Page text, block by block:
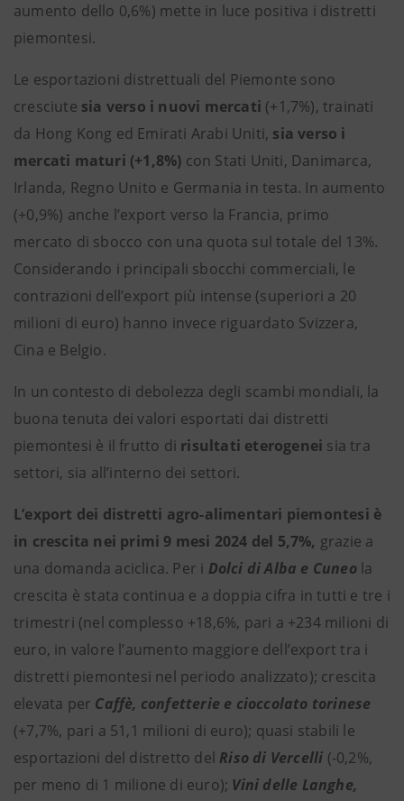
aumento dello 0,6%) mette in luce positiva i distretti
piemontesi.
Le esportazioni distrettuali del Piemonte sono
cresciute sia verso i nuovi mercati (+1,7%), trainati
da Hong Kong ed Emirati Arabi Uniti, sia verso i
mercati maturi (+1,8%) con Stati Uniti, Danimarca,
Irlanda, Regno Unito e Germania in testa. In aumento
(+0,9%) anche l’export verso la Francia, primo
mercato di sbocco con una quota sul totale del 13%.
Considerando i principali sbocchi commerciali, le
contrazioni dell’export più intense (superiori a 20
milioni di euro) hanno invece riguardato Svizzera,
Cina e Belgio.
In un contesto di debolezza degli scambi mondiali, la
buona tenuta dei valori esportati dai distretti
piemontesi è il frutto di risultati eterogenei sia tra
settori, sia all’interno dei settori.
L’export dei distretti agro-alimentari piemontesi è
in crescita nei primi 9 mesi 2024 del 5,7%, grazie a
una domanda aciclica. Per i Dolci di Alba e Cuneola
crescita è stata continua e a doppia cifra in tutti e tre i
trimestri (nel complesso +18,6%, pari a +234 milioni di
euro, in valore l’aumento maggiore dell’export tra i
distretti piemontesi nel periodo analizzato); crescita
elevata per Caffè, confetterie e cioccolato torinese
(+7,7%, pari a 51,1 milioni di euro); quasi stabili le
esportazioni del distretto del Riso di Vercelli (-0,2%,
per meno di 1 milione di euro); Vini delle Langhe,